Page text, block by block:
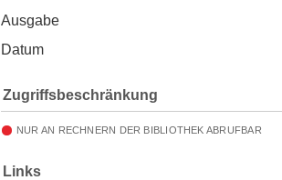
Ausgabe
Datum
Zugriffsbeschränkung
NUR AN RECHNERN DER BIBLIOTHEK ABRUFBAR
Links